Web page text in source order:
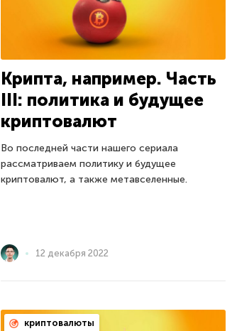
Крипта, например. Часть
III: политика и будущее
криптовалют
Во последней части нашего сериала
рассматриваем политику и будущее
криптовалют, а также метавселенные.
12 декабря 2022
криптовалюты